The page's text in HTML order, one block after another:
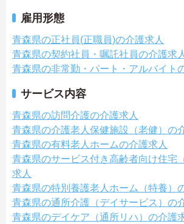
雇用形態
青森県の正社員(正職員)の介護求人
青森県の契約社員・嘱託社員の介護求人
青森県の非常勤・パート・アルバイト
サービス内容
青森県の訪問介護の介護求人
青森県の介護老人保健施設（老健）の
青森県の有料老人ホームの介護求人
青森県のサービス付き高齢者向け住宅
求人
青森県の特別養護老人ホーム（特養）
青森県の通所介護（デイサービス）の
青森県のデイケア（通所リハ）の介護